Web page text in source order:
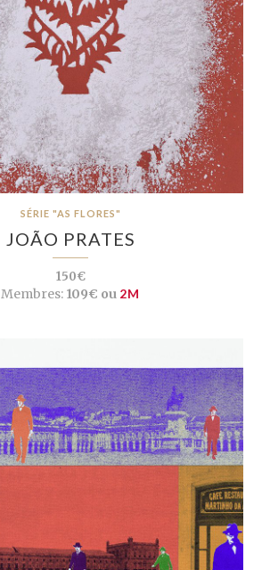
SÉRIE "AS FLORES"
JOÃO PRATES
150€
Membres: 109€ ou 2M